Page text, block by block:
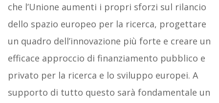
che l’Unione aumenti i propri sforzi sul rilancio
dello spazio europeo per la ricerca, progettare
un quadro dell’innovazione più forte e creare un
efficace approccio di finanziamento pubblico e
privato per la ricerca e lo sviluppo europei. A
supporto di tutto questo sarà fondamentale un